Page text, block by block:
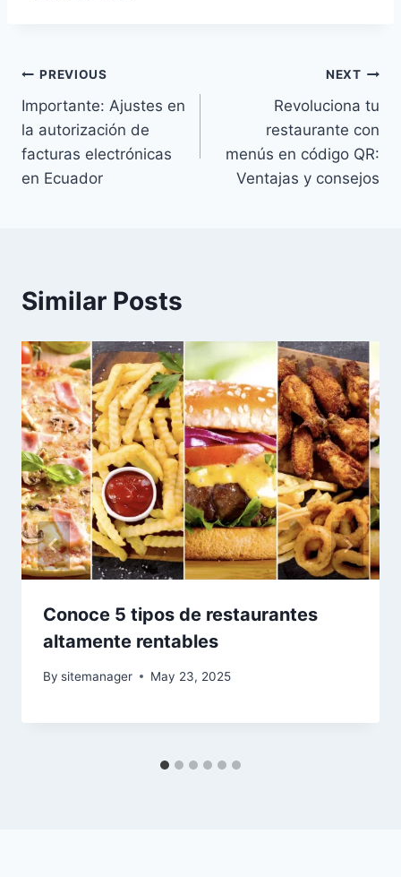
Post
navigation
PREVIOUS
Importante: Ajustes en
la autorización de
facturas electrónicas
en Ecuador
NEXT
Revoluciona tu
restaurante con
menús en código QR:
Ventajas y consejos
Similar Posts
Conoce 5 tipos de restaurantes
altamente rentables
By sitemanager May 23, 2025